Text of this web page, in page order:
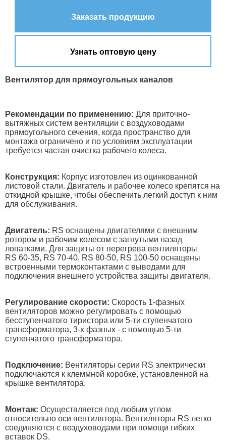
Заказать продукцию
Узнать оптовую цену
Вентилятор для прямоугольных каналов
Рекомендации по применению: Для приточно-
вытяжных систем вентиляции с воздуховодами
прямоугольного сечения, когда пространство для
монтажа ограничено и по условиям эксплуатации
требуется частая очистка рабочего колеса.
Конструкция: Корпус изготовлен из оцинкованной
листовой стали. Двигатель и рабочее колесо крепятся на
откидной крышке, чтобы обеспечить легкий доступ к ним
для обслуживания.
Двигатель: RS оснащены двигателями с внешним
ротором и рабочим колесом с загнутыми назад
лопатками. Для защиты от перегрева вентиляторы
RS 60-35, RS 70-40, RS 80-50, RS 100-50 оснащены
встроенными термоконтактами c выводами для
подключения внешнего устройства защиты двигателя.
Регулирование скорости: Скорость 1-фазных
вентиляторов можно регулировать с помощью
бесступенчатого тиристора или 5-ти ступенчатого
трансформатора, 3-х фазных - с помощью 5-ти
ступенчатого трансформатора.
Подключение: Вентиляторы серии RS электрически
подключаются к клеммной коробке, установленной на
крышке вентилятора.
Монтаж: Осуществляется под любым углом
относительно оси вентилятора. Вентиляторы RS легко
соединяются с воздуховодами при помощи гибких
вставок DS.